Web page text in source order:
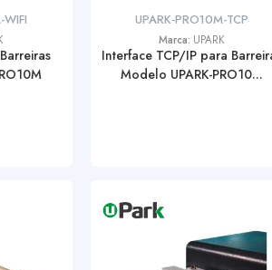
WIFI UPARK-PRO10M-TCP
Marca: UPARK
Interface TCP/IP para
Modelo UPARK-PRO10...